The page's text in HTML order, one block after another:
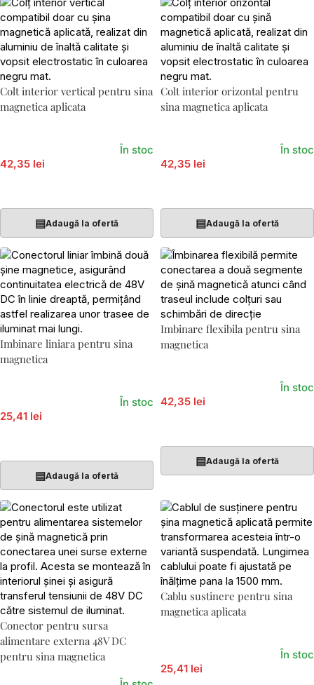
Colt interior vertical pentru sina
magnetica aplicata
42,35 lei
În stoc
▤Adaugă la ofertă
Colt interior orizontal pentru
sina magnetica aplicata
42,35 lei
În stoc
▤Adaugă la ofertă
Imbinare liniara pentru sina
magnetica
25,41 lei
În stoc
▤Adaugă la ofertă
Imbinare flexibila pentru sina
magnetica
42,35 lei
În stoc
▤Adaugă la ofertă
Conector pentru sursa
alimentare externa 48V DC
pentru sina magnetica
Cablu sustinere pentru sina
magnetica aplicata
25,41 lei
În stoc